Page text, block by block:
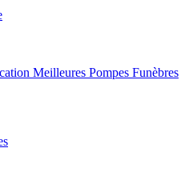
Meilleures Pompes Funèbres